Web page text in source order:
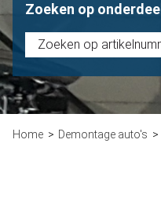
Zoeken op onderdeel
Home Demontage auto's